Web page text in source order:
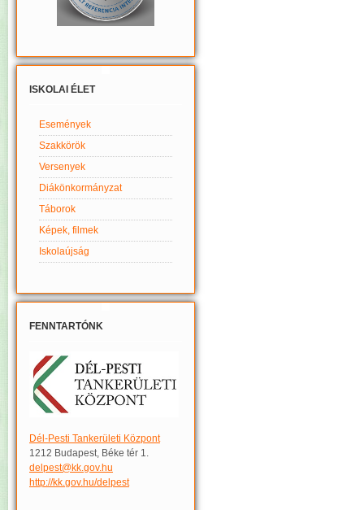
ISKOLAI ÉLET
Események
Szakkörök
Versenyek
Diákönkormányzat
Táborok
Képek, filmek
Iskolaújság
FENNTARTÓNK
Dél-Pesti Tankerületi Központ
1212 Budapest, Béke tér 1.
delpest@kk.gov.hu
http://kk.gov.hu/delpest